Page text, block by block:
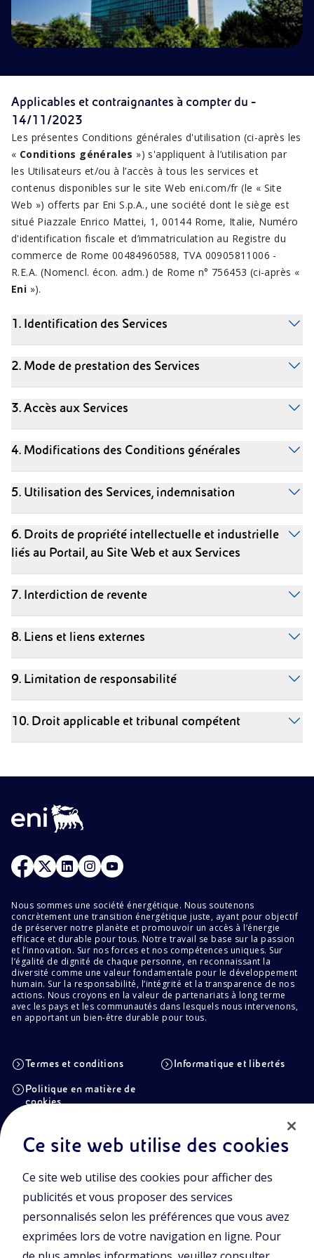
Applicables et contraignantes à compter du -
14/11/2023
Les présentes Conditions générales d'utilisation (ci-après les
« Conditions générales ») s'appliquent à l’utilisation par
les Utilisateurs et/ou à l’accès à tous les services et
contenus disponibles sur le site Web eni.com/fr (le « Site
Web ») offerts par Eni S.p.A., une société dont le siège est
situé Piazzale Enrico Mattei, 1, 00144 Rome, Italie, Numéro
d'identification fiscale et d’immatriculation au Registre du
commerce de Rome 00484960588, TVA 00905811006 -
R.E.A. (Nomencl. écon. adm.) de Rome n° 756453 (ci-après «
Eni »).
1. Identification des Services
2. Mode de prestation des Services
3. Accès aux Services
4. Modifications des Conditions générales
5. Utilisation des Services, indemnisation
6. Droits de propriété intellectuelle et industrielle
liés au Portail, au Site Web et aux Services
7. Interdiction de revente
8. Liens et liens externes
9. Limitation de responsabilité
10. Droit applicable et tribunal compétent
Nous sommes une société énergétique. Nous soutenons
concrètement une transition énergétique juste, ayant pour objectif
de préserver notre planète et promouvoir un accès à l’énergie
efficace et durable pour tous. Notre travail se base sur la passion
et l’innovation. Sur nos forces et nos compétences uniques. Sur
l’égalité de dignité de chaque personne, en reconnaissant la
diversité comme une valeur fondamentale pour le développement
humain. Sur la responsabilité, l’intégrité et la transparence de nos
actions. Nous croyons en la valeur de partenariats à long terme
avec les pays et les communautés dans lesquels nous intervenons,
en apportant un bien-être durable pour tous.
Termes et conditions Informatique et libertés
Politique en matière de
cookies
Italy Succursales
Via Emilia, 1 and Piazza Ezio Vanoni, 1 20097 San Donato Milanese,
Milan
Capital social
Ce site web utilise des cookies
Ce site web utilise des cookies pour afficher des
publicités et vous proposer des services
personnalisés selon les préférences que vous avez
exprimées lors de votre navigation en ligne. Pour